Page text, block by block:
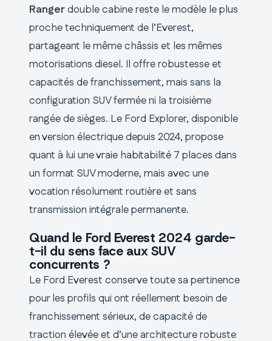
Rangerdouble cabine reste le modèle le plus
proche techniquement de l’Everest,
partageant le même châssis et les mêmes
motorisations diesel. Il offre robustesse et
capacités de franchissement, mais sans la
configuration SUV fermée ni la troisième
rangée de sièges. Le Ford Explorer, disponible
en version électrique depuis 2024, propose
quant à lui une vraie habitabilité 7 places dans
un format SUV moderne, mais avec une
vocation résolument routière et sans
transmission intégrale permanente.
Quand le Ford Everest 2024 garde-
t-il du sens face aux SUV
concurrents ?
Le Ford Everest conserve toute sa pertinence
pour les profils qui ont réellement besoin de
franchissement sérieux, de capacité de
traction élevée et d’une architecture robuste